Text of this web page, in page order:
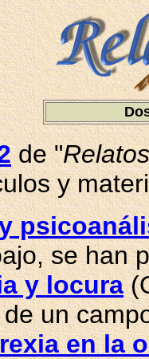
de "
y
se han
y locura
un
en la